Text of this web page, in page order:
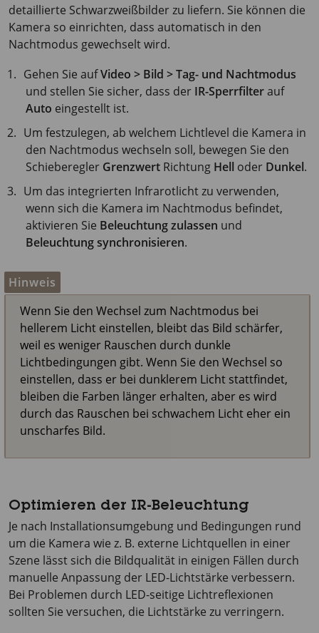
detaillierte Schwarzweißbilder zu liefern. Sie können die
Kamera so einrichten, dass automatisch in den
Nachtmodus gewechselt wird.
Gehen Sie aufVideo > Bild > Tag- und Nachtmodus
und stellen Sie sicher, dass der IR-Sperrfilterauf
Auto eingestellt ist.
Um festzulegen, ab welchem Lichtlevel die Kamera in
den Nachtmodus wechseln soll, bewegen Sie den
Schieberegler Grenzwert Richtung Hell oder Dunkel.
Um das integrierten Infrarotlicht zu verwenden,
wenn sich die Kamera im Nachtmodus befindet,
aktivieren Sie Beleuchtung zulassen und
Beleuchtung synchronisieren.
Hinweis
Wenn Sie den Wechsel zum Nachtmodus bei
hellerem Licht einstellen, bleibt das Bild schärfer,
weil es weniger Rauschen durch dunkle
Lichtbedingungen gibt. Wenn Sie den Wechsel so
einstellen, dass er bei dunklerem Licht stattfindet,
bleiben die Farben länger erhalten, aber es wird
durch das Rauschen bei schwachem Licht eher ein
unscharfes Bild.
Optimieren der IR-Beleuchtung
Je nach Installationsumgebung und Bedingungen rund
um die Kamera wie z. B. externe Lichtquellen in einer
Szene lässt sich die Bildqualität in einigen Fällen durch
manuelle Anpassung der LED-Lichtstärke verbessern.
Bei Problemen durch LED-seitige Lichtreflexionen
sollten Sie versuchen, die Lichtstärke zu verringern.